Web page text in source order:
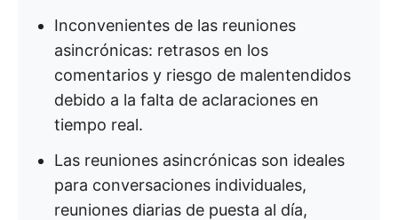
Inconvenientes de las reuniones
asincrónicas: retrasos en los
comentarios y riesgo de malentendidos
debido a la falta de aclaraciones en
tiempo real.
Las reuniones asincrónicas son ideales
para conversaciones individuales,
reuniones diarias de puesta al día,